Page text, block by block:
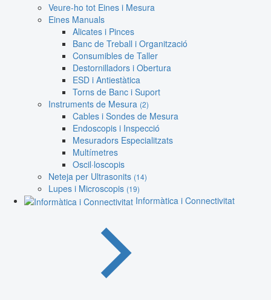
Veure-ho tot Eines i Mesura
Eines Manuals
Alicates i Pinces
Banc de Treball i Organització
Consumibles de Taller
Destornilladors i Obertura
ESD i Antiestàtica
Torns de Banc i Suport
Instruments de Mesura (2)
Cables i Sondes de Mesura
Endoscopis i Inspecció
Mesuradors Especialitzats
Multímetres
Oscil·loscopis
Neteja per Ultrasonits (14)
Lupes i Microscopis (19)
Informàtica i Connectivitat